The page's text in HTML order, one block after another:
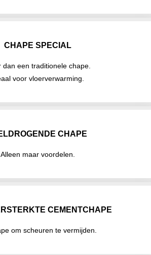
CHAPE SPECIAL
dan een traditionele chape.
voor vloerverwarming.
CHAPE
Alleen maar voordelen.
CEMENTCHAPE
om scheuren te vermijden.